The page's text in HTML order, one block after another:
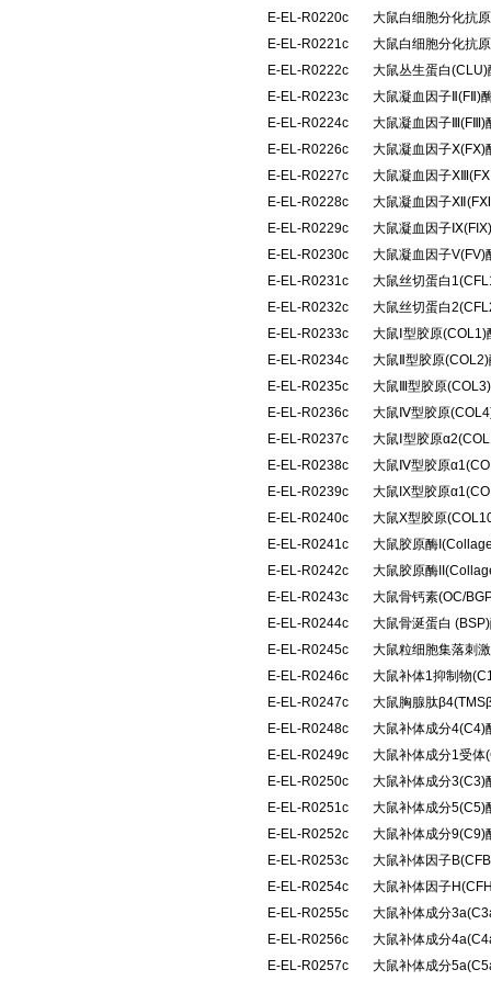
E-EL-R0220c
大鼠白细胞分化抗
E-EL-R0221c
大鼠白细胞分化抗
E-EL-R0222c
大鼠丛生蛋白
E-EL-R0223c
大鼠凝血因子Ⅱ(FⅡ)
E-EL-R0224c
大鼠凝血因子Ⅲ(FⅢ)
E-EL-R0226c
大鼠凝血因子Ⅹ(FⅩ)
E-EL-R0227c
大鼠凝血因子
E-EL-R0228c
大鼠凝血因子
E-EL-R0229c
大鼠凝血因子
E-EL-R0230c
大鼠凝血因子V(FV)
E-EL-R0231c
大鼠丝切蛋白
E-EL-R0232c
大鼠丝切蛋白
E-EL-R0233c
大鼠Ⅰ型胶原
E-EL-R0234c
大鼠Ⅱ型胶原
E-EL-R0235c
大鼠Ⅲ型胶原
E-EL-R0236c
大鼠Ⅳ型胶原
E-EL-R0237c
大鼠Ⅰ型胶原
E-EL-R0238c
大鼠Ⅳ型胶原
E-EL-R0239c
大鼠IX型胶原
E-EL-R0240c
大鼠X型胶原
E-EL-R0241c
大鼠胶原酶
E-EL-R0242c
大鼠胶原酶
E-EL-R0243c
大鼠骨钙素(OC/
E-EL-R0244c
大鼠骨涎蛋白
E-EL-R0245c
大鼠粒细胞集落刺
E-EL-R0246c
大鼠补体1抑制物
E-EL-R0247c
大鼠胸腺肽
E-EL-R0248c
大鼠补体成分4(C4)
E-EL-R0249c
大鼠补体成分1受体
E-EL-R0250c
大鼠补体成分3(C3)
E-EL-R0251c
大鼠补体成分5(C5)
E-EL-R0252c
大鼠补体成分9(C9)
E-EL-R0253c
大鼠补体因子
E-EL-R0254c
大鼠补体因子
E-EL-R0255c
大鼠补体成分
E-EL-R0256c
大鼠补体成分
E-EL-R0257c
大鼠补体成分